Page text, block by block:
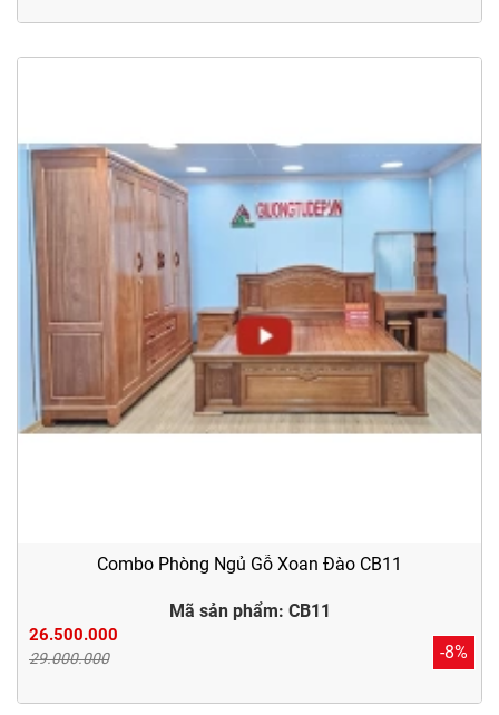
Combo Phòng Ngủ Gỗ Xoan Đào CB11
Mã sản phẩm: CB11
26.500.000
29.000.000 -8%